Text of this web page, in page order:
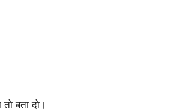
बता दो।